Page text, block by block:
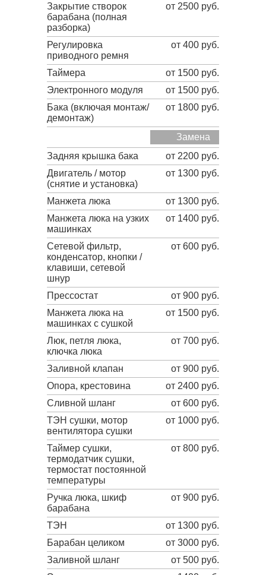
Закрытие створок
барабана (полная
разборка)
от 2500 руб.
Регулировка
приводного ремня
от 400 руб.
Таймера
от 1500 руб.
Электронного модуля
от 1500 руб.
Бака (включая монтаж/
демонтаж)
от 1800 руб.
Замена
Задняя крышка бака
от 2200 руб.
Двигатель / мотор
(снятие и установка)
от 1300 руб.
Манжета люка
от 1300 руб.
Манжета люка на узких
машинках
от 1400 руб.
Сетевой фильтр,
конденсатор, кнопки /
клавиши, сетевой
шнур
от 600 руб.
Прессостат
от 900 руб.
Манжета люка на
машинках с сушкой
от 1500 руб.
Люк, петля люка,
ключка люка
от 700 руб.
Заливной клапан
от 900 руб.
Опора, крестовина
от 2400 руб.
Сливной шланг
от 600 руб.
ТЭН сушки, мотор
вентилятора сушки
от 1000 руб.
Таймер сушки,
термодатчик сушки,
термостат постоянной
температуры
от 800 руб.
Ручка люка, шкиф
барабана
от 900 руб.
ТЭН
от 1300 руб.
Барабан целиком
от 3000 руб.
Заливной шланг
от 500 руб.